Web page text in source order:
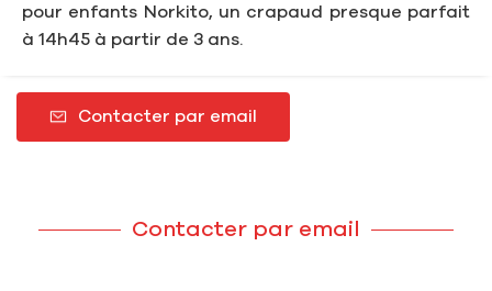
pour enfants Norkito, un crapaud presque parfait
à 14h45 à partir de 3 ans.
Contacter par email
Contacter par email